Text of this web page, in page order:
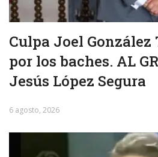
Culpa Joel
por los baches. AL
Jesús López Segura
6 agosto, 2026